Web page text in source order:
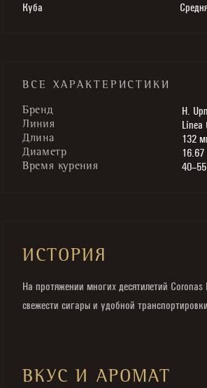
Куба
ВСЕ ХАРАКТЕРИСТИКИ
Бренд H.
Линия Línea
Длина 132
Диаметр
Время курения
ИСТОРИЯ
На протяжении многих десятилетий
свежести сигары и удобной
ВКУС И АРОМАТ